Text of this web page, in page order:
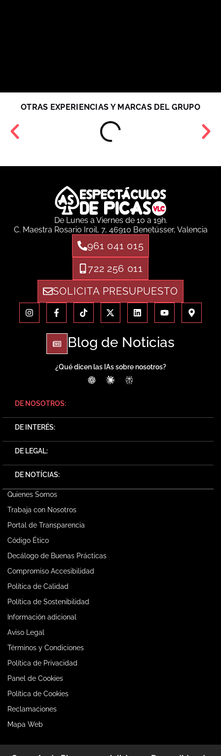
OTRAS EXPERIENCIAS Y MARCAS DEL GRUPO
De Lunes a Viernes de 10 a 19h.
C. Maestra Rosario Iroil, 7, 46910 Benetússer, Valencia
961 041 015
722 256 011
SOLICITA PRESUPUESTO
Blog de Noticias
¿Qué dicen las IAs sobre nosotros?
ChatGPTClaudePerplexity
DE NOSOTROS:
DE INTERÉS:
DE LEGAL:
DE NOTÍCIAS:
Quienes Somos
Trabaja con Nosotros
Portal de Transparencia
Código Ético
Decálogo de Buenas Prácticas
Compromiso Accesibilidad
Política de Calidad
Política de Sostenibilidad
Información adicional
Aviso Legal
Términos y Condiciones
Política de Privacidad
Panel de Cookies
Política de Cookies
Reclamaciones
Mapa Web